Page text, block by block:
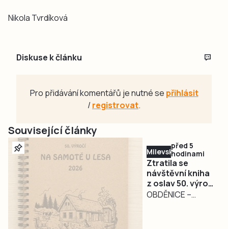
Nikola Tvrdíková
Diskuse k článku
Pro přidávání komentářů je nutné se přihlásit
/registrovat.
Související články
Milevsko
před 5
hodinami
Ztratila se
návštěvní kniha
z oslav 50. výročí
filmu Na samotě
OBDĚNICE –